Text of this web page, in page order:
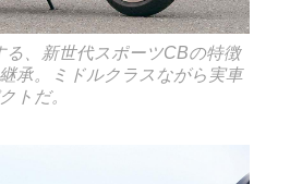
、新世代スポーツCBの特徴
承。ミドルクラスながら実車
トだ。